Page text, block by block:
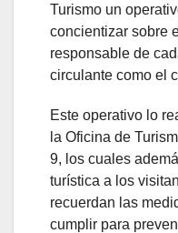
Turismo un
concientizar sobre
responsable de
circulante como el
Este operativo lo
la Oficina de
9, los cuales
turística a los
recuerdan las
cumplir para